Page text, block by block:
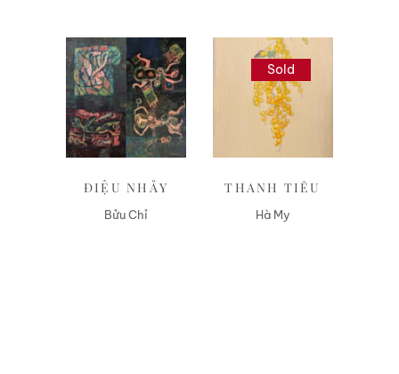
Liên hệ
ĐIỆU NHẢY
Bửu Chỉ
Sold
Liên hệ
THANH TIÊU
Hà My